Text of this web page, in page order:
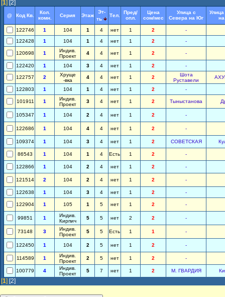
[1] [2]
@ Код Кв.
Кол.
комн.
Серия Этаж
Эт-
ть
Тел.
Пред/
опл.
Цена
сом/мес
Улица с
Севера на Юг
122746 1 104 1 4 нет 1 2
-
122428
1 104 1 4 нет 1 2 -
120698 1
Индив.
Проект
4 4 нет 1 2 -
122420 1 104 3 4 нет 1 2 -
122757 2
Хруще
-вка
4 4 нет 1 2
Шота
Руставели
122803 1 104 1 4 нет 1 2 -
101911 1
Индив.
Проект
3 4 нет 1 2 Тыныстанова
105347 1 104 2 4 нет 1 2 -
122686 1 104 4 4 нет 1 2 -
109374 1 104 3 4 нет 1 2 СОВЕТСКАЯ
86543 1 104 1 4 Есть 1 2 -
122866 1 104 2 4 нет 1 2 -
121514 2 104 2 4 нет 1 2 -
122638 1 104 3 4 нет 1 2 -
122904 1 105 1 5 нет 1 2 -
99851 1
Индив.
Кирпич
5 5 нет 2 2 -
73148 3
Индив.
Проект
5 5 Есть 1 1 -
122450 1 104 2 5 нет 1 2 -
114589 1
Индив.
Проект
2 5 нет 1 2 -
100779 4
Индив.
Проект
5 7 нет 1 2 М. ГВАРДИЯ
[1] [2]